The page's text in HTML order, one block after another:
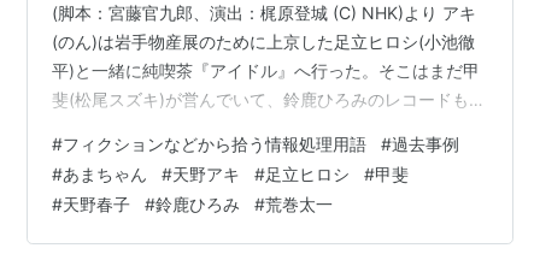
(脚本：宮藤官九郎、演出：梶原登城 (C) NHK)より アキ
(のん)は岩手物産展のために上京した足立ヒロシ(小池徹
平)と一緒に純喫茶『アイドル』へ行った。そこはまだ甲
斐(松尾スズキ)が営んでいて、鈴鹿ひろみのレコードも飾
アキ「あのう、私、以前、ここでバイトしてた、天野春
子の娘です。」 それを聞いた後、口を開けて驚く甲斐。
だが、続けて出てきた言葉は 甲斐「ここにあったあ!」
無くしたと思ったリモコンがアキとヒロシが座っていた
#フィクションなどから拾う情報処理用語 #過去事例
#あまちゃん #天野アキ #足立ヒロシ #甲斐
#天野春子 #鈴鹿ひろみ #荒巻太一